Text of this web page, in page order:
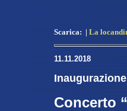
Scarica: | La
11.11.2018
Concerto “